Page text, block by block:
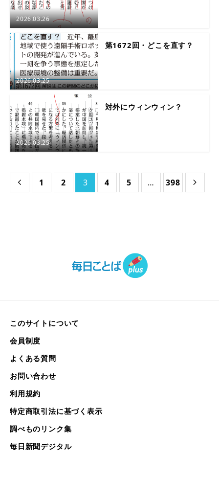
2026.03.26
2026.03.25
第1672回・どこを直す？
2026.03.25
対外にウィンウィン？
 1 2 3 4 5 … 398 
このサイトについて
会員制度
よくある質問
お問い合わせ
利用規約
特定商取引法に基づく表示
調べものリンク集
毎日新聞デジタル